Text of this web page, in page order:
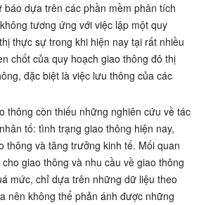
báo dựa trên các phần mềm phân tích
tương ứng với việc lập một quy
thực sự trong khi hiện nay tại rất nhiều
chốt của quy hoạch giao thông đô thị
đặc biệt là việc lưu thông của các
thông còn thiếu những nghiên cứu về tác
tố: tình trạng giao thông hiện nay,
thông và tăng trưởng kinh tế. Mối quan
giao thông và nhu cầu về giao thông
mức, chỉ dựa trên những dữ liệu theo
nên không thể phản ánh được những